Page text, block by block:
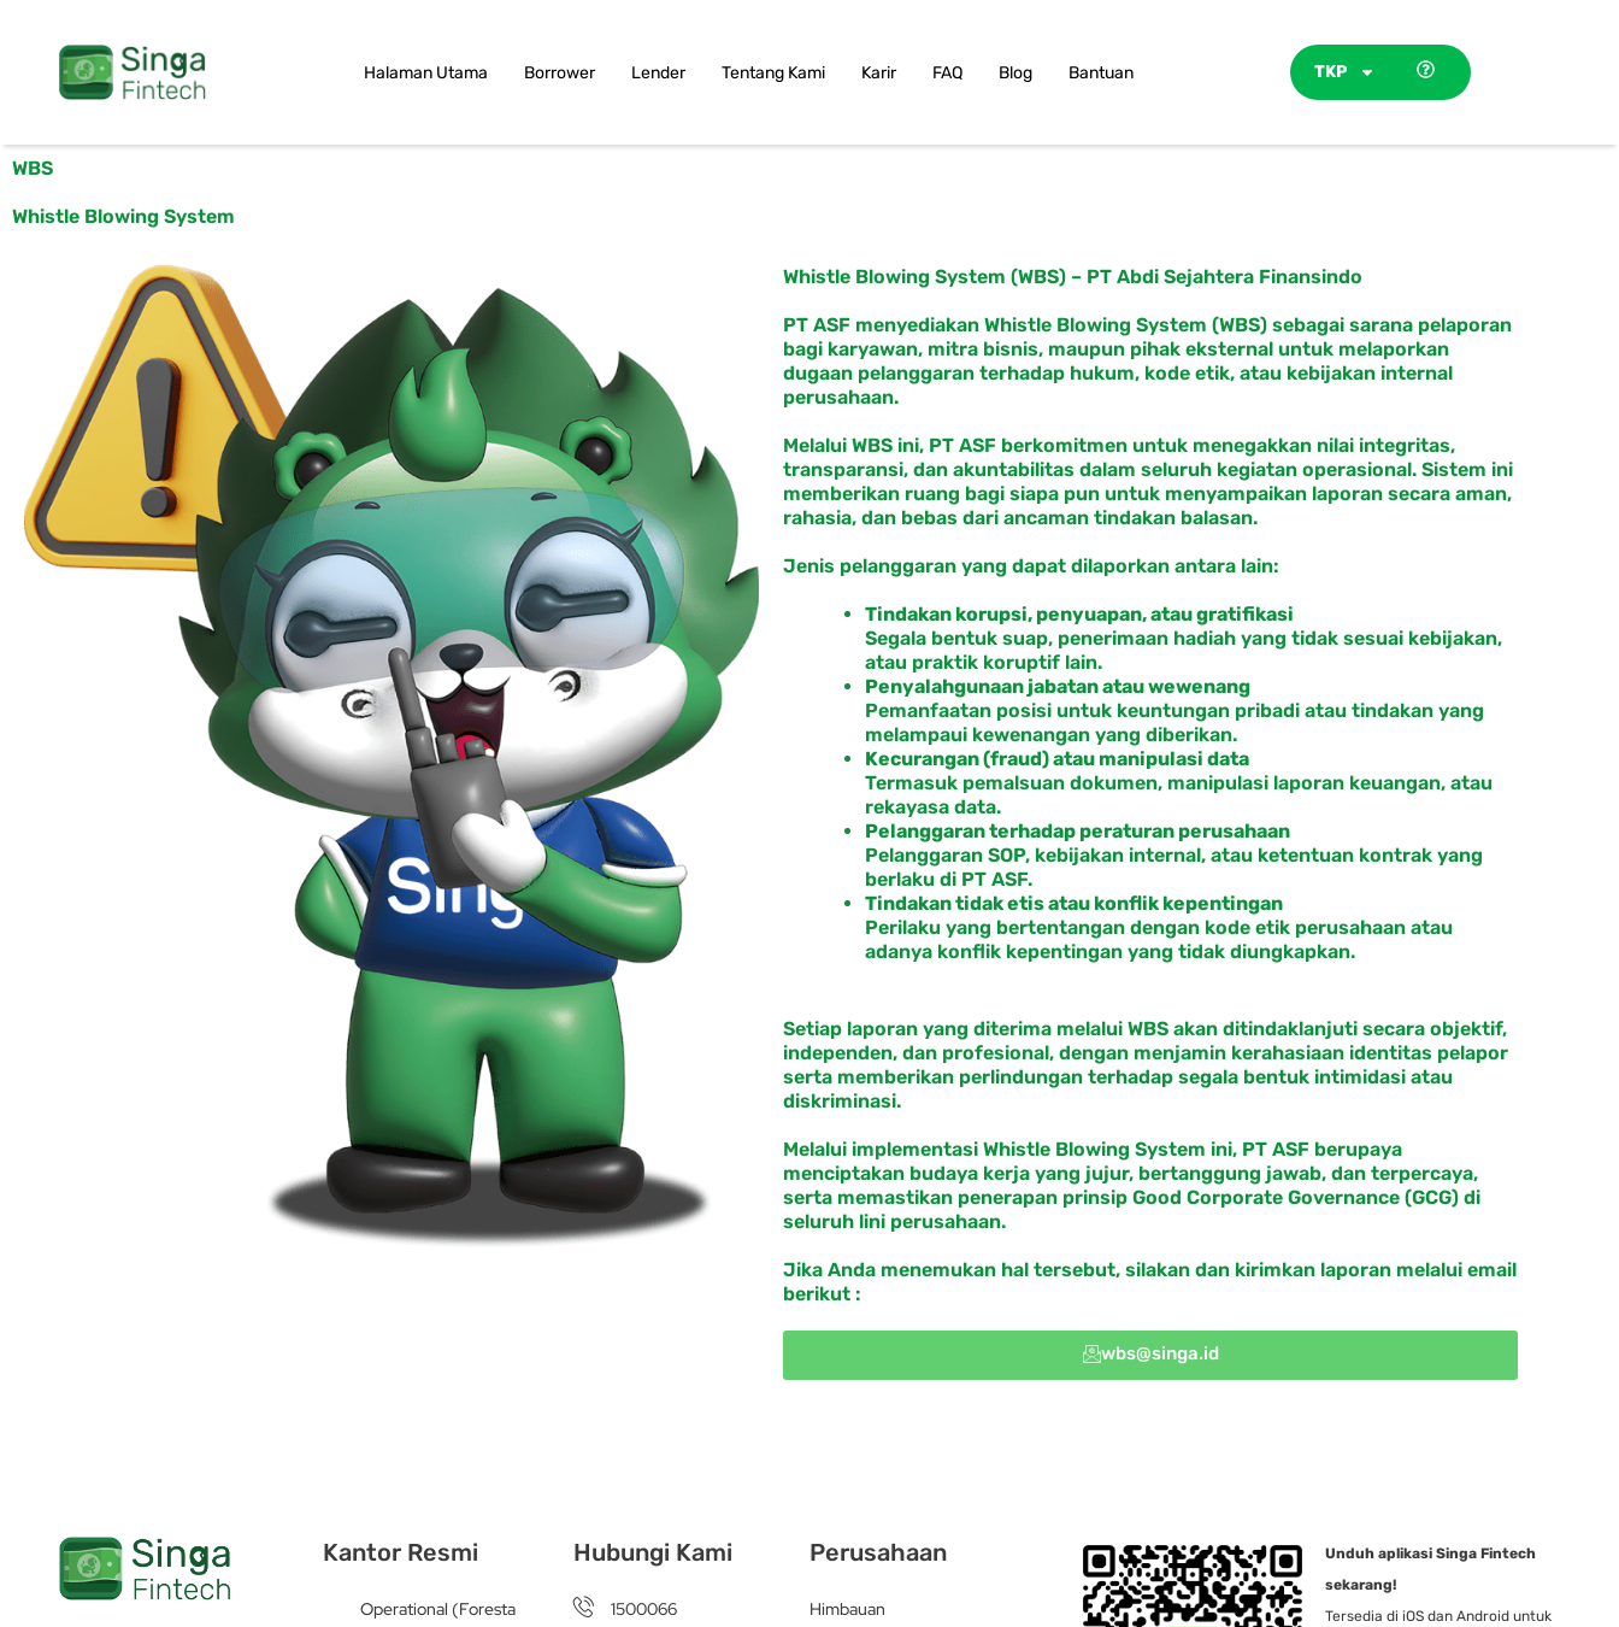
content
Halaman Utama Borrower Lender Tentang Kami Karir FAQ Blog Bantuan TKP
WBS
Whistle Blowing System
Whistle Blowing System (WBS) – PT Abdi Sejahtera Finansindo
PT ASF menyediakan Whistle Blowing System (WBS) sebagai sarana pelaporan
bagi karyawan, mitra bisnis, maupun pihak eksternal untuk melaporkan
dugaan pelanggaran terhadap hukum, kode etik, atau kebijakan internal
perusahaan.
Melalui WBS ini, PT ASF berkomitmen untuk menegakkan nilai integritas,
transparansi, dan akuntabilitas dalam seluruh kegiatan operasional. Sistem ini
memberikan ruang bagi siapa pun untuk menyampaikan laporan secara aman,
rahasia, dan bebas dari ancaman tindakan balasan.
Jenis pelanggaran yang dapat dilaporkan antara lain:
Tindakan korupsi, penyuapan, atau gratifikasi
Segala bentuk suap, penerimaan hadiah yang tidak sesuai kebijakan,
atau praktik koruptif lain.
Penyalahgunaan jabatan atau wewenang
Pemanfaatan posisi untuk keuntungan pribadi atau tindakan yang
melampaui kewenangan yang diberikan.
Kecurangan (fraud) atau manipulasi data
Termasuk pemalsuan dokumen, manipulasi laporan keuangan, atau
rekayasa data.
Pelanggaran terhadap peraturan perusahaan
Pelanggaran SOP, kebijakan internal, atau ketentuan kontrak yang
berlaku di PT ASF.
Tindakan tidak etis atau konflik kepentingan
Perilaku yang bertentangan dengan kode etik perusahaan atau
adanya konflik kepentingan yang tidak diungkapkan.
Setiap laporan yang diterima melalui WBS akan ditindaklanjuti secara objektif,
independen, dan profesional, dengan menjamin kerahasiaan identitas pelapor
serta memberikan perlindungan terhadap segala bentuk intimidasi atau
diskriminasi.
Melalui implementasi Whistle Blowing System ini, PT ASF berupaya
menciptakan budaya kerja yang jujur, bertanggung jawab, dan terpercaya,
serta memastikan penerapan prinsip Good Corporate Governance (GCG) di
seluruh lini perusahaan.
Jika Anda menemukan hal tersebut, silakan dan kirimkan laporan melalui email
berikut :
wbs@singa.id
Kantor Resmi
Operational (Foresta
Hubungi Kami
1500066
Perusahaan
Himbauan
Unduh aplikasi Singa Fintech
sekarang!
Tersedia di iOS dan Android untuk